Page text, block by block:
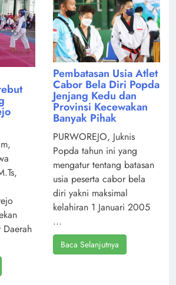
Pembatasan Usia Atlet
Cabor Bela Diri Popda
Jenjang Kedu dan
Provinsi Kecewakan
Banyak Pihak
PURWOREJO, Juknis
Popda tahun ini yang
mengatur tentang batasan
usia peserta cabor bela
diri yakni maksimal
kelahiran 1 Januari 2005
...
Baca Selanjutnya